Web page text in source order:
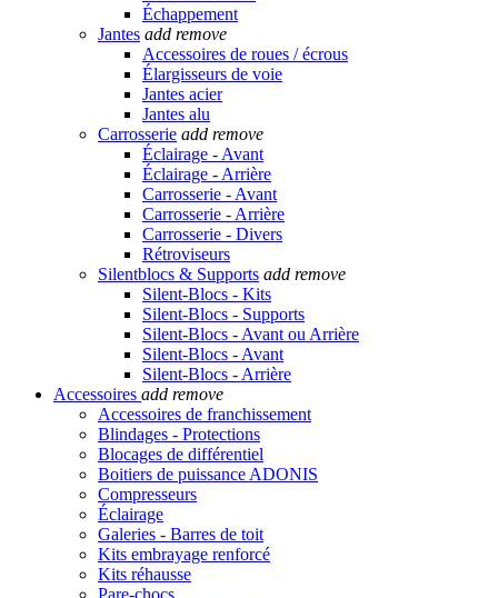
Échappement
Jantes add remove
Accessoires de roues / écrous
Élargisseurs de voie
Jantes acier
Jantes alu
Carrosserie add remove
Éclairage - Avant
Éclairage - Arrière
Carrosserie - Avant
Carrosserie - Arrière
Carrosserie - Divers
Rétroviseurs
Silentblocs & Supports add remove
Silent-Blocs - Kits
Silent-Blocs - Supports
Silent-Blocs - Avant ou Arrière
Silent-Blocs - Avant
Silent-Blocs - Arrière
Accessoires add remove
Accessoires de franchissement
Blindages - Protections
Blocages de différentiel
Boitiers de puissance ADONIS
Compresseurs
Éclairage
Galeries - Barres de toit
Kits embrayage renforcé
Kits réhausse
Pare-chocs